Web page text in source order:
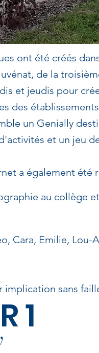
ont été créés
de la
et jeudis pour
des
un Genially
et un jeu
a également été
au collège
Cara, Emilie, Lou-
implication sans
1